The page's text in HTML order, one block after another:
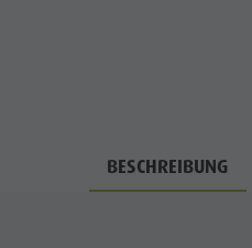
BESCHREIBUNG